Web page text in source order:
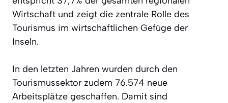
Wirtschaft und zeigt die zentrale Rolle des
Tourismus im wirtschaftlichen Gefüge der
Inseln.
In den letzten Jahren wurden durch den
Tourismussektor zudem 76.574 neue
Arbeitsplätze geschaffen. Damit sind